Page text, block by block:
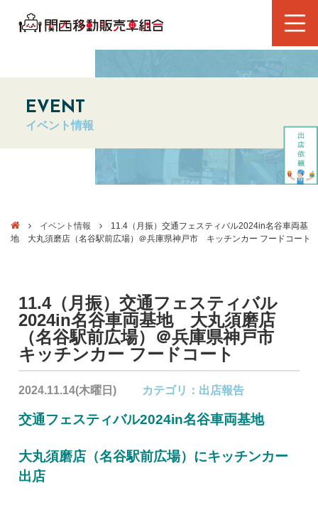
EVENT
イベント情報
イベント情報
11.4（月振）交通フェスティバル2024in名谷車両基
地 大丸須磨店（名谷駅前広場）＠兵庫県神戸市 キッチンカー フードコート
11.4（月振）交通フェスティバル
2024in名谷車両基地 大丸須磨店
（名谷駅前広場）＠兵庫県神戸市
キッチンカー フードコート
2024.11.14(木曜日) カテゴリ： 出店報告
交通フェスティバル2024in名谷車両基地
大丸須磨店（名谷駅前広場）にキッチンカー
出店